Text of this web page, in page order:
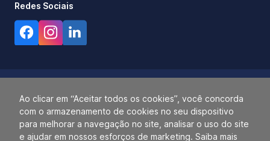
Ao clicar em “Aceitar todos os cookies”, você concorda
com o armazenamento de cookies no seu dispositivo
para melhorar a navegação no site, analisar o uso do site
e ajudar em nossos esforços de marketing. Saiba mais
Redes Sociais
Responsável Técnico:
Dra. Luci Mara Barbiero – CRM 120.433/SP
2026 ALLIANÇA. TODOS OS DIREITOS RESERVADOS.
14.055.768/0001-77.